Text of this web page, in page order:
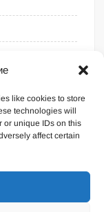
like cookies to store
technologies will
or unique IDs on this
affect certain